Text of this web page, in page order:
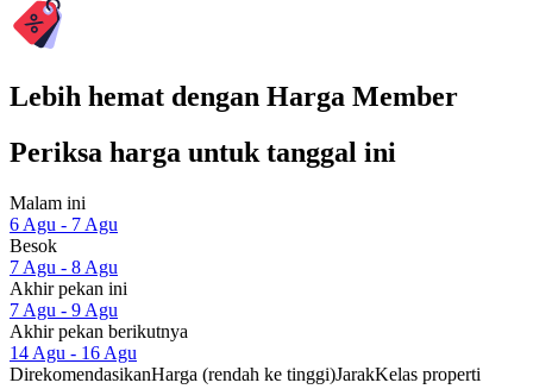
Lebih hemat dengan Harga Member
Periksa harga untuk tanggal ini
Malam ini
6 Agu - 7 Agu
Besok
7 Agu - 8 Agu
Akhir pekan ini
7 Agu - 9 Agu
Akhir pekan berikutnya
14 Agu - 16 Agu
DirekomendasikanHarga (rendah ke tinggi)JarakKelas properti